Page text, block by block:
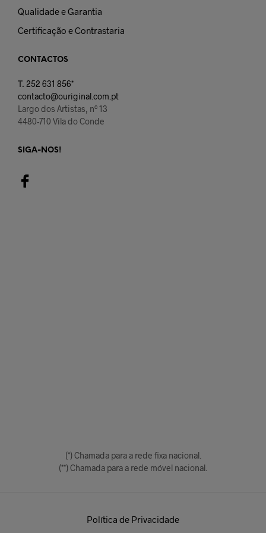
Qualidade e Garantia
Certificação e Contrastaria
CONTACTOS
T. 252 631 856*
contacto@ouriginal.com.pt
Largo dos Artistas, nº 13
4480-710 Vila do Conde
SIGA-NOS!
(*) Chamada para a rede fixa nacional.
(**) Chamada para a rede móvel nacional.
Política de Privacidade